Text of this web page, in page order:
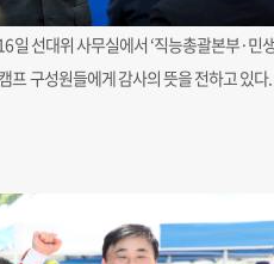
일 선대위 사무실에서 ‘직능총괄본부·민
프 구성원들에게 감사의 뜻을 전하고 있다.